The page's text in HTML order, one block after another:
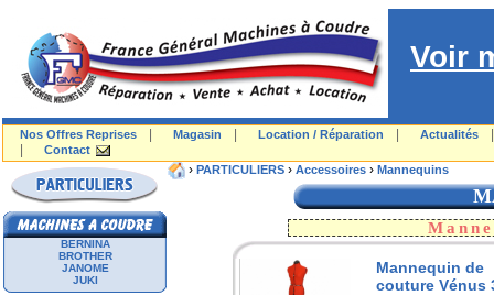
Voir
Nos Offres Reprises Magasin Location / Réparation Actualités
Contact
BERNINA
BROTHER
JANOME
JUKI
› PARTICULIERS › Accessoires › Mannequins
Mannequin de
couture Vénus